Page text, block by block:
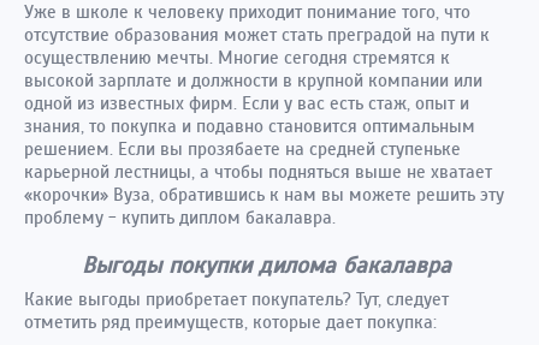
Уже в школе к человеку приходит понимание того, что
отсутствие образования может стать преградой на пути к
осуществлению мечты. Многие сегодня стремятся к
высокой зарплате и должности в крупной компании или
одной из известных фирм. Если у вас есть стаж, опыт и
знания, то покупка и подавно становится оптимальным
решением. Если вы прозябаете на средней ступеньке
карьерной лестницы, а чтобы подняться выше не хватает
«корочки» Вуза, обратившись к нам вы можете решить эту
проблему - купить диплом бакалавра.
Выгоды покупки дилома бакалавра
Какие выгоды приобретает покупатель? Тут, следует
отметить ряд преимуществ, которые дает покупка: